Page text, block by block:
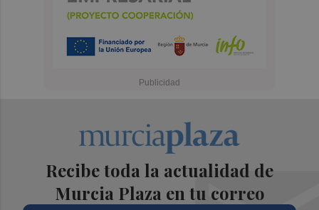
Recibe toda la actualidad de
Murcia Plaza en tu correo